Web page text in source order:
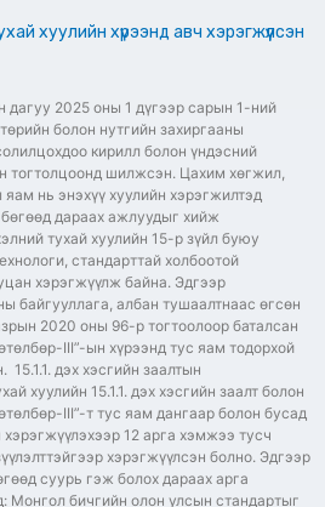
хуулийн хүрээнд авч хэрэгжүүлсэн
дагуу 2025 оны 1 дүгээр сарын 1-ний
болон нутгийн захиргааны
кирилл болон үндэсний
тогтолцоонд шилжсэн. Цахим хөгжил,
нь энэхүү хуулийн хэрэгжилтэд
бөгөөд дараах ажлуудыг хийж
тухай хуулийн 15-р зүйл буюу
стандарттай холбоотой
хэрэгжүүлж байна. Эдгээр
байгууллага, албан тушаалтнаас өгсөн
2020 оны 96-р тогтоолоор баталсан
III”-ын хүрээнд тус яам тодорхой
дэх хэсгийн заалтын
хуулийн 15.1.1. дэх хэсгийн заалт болон
III”-т тус яам дангаар болон бусад
хэрэгжүүлэхээр 12 арга хэмжээ тусч
хэрэгжүүлсэн болно. Эдгээр
суурь гэж болох дараах арга
Монгол бичгийн олон улсын стандартыг